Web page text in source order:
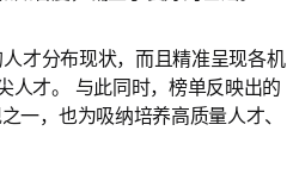
才分布现状，而且精准呈现各机
人才。 与此同时，榜单反映出的
一，也为吸纳培养高质量人才、